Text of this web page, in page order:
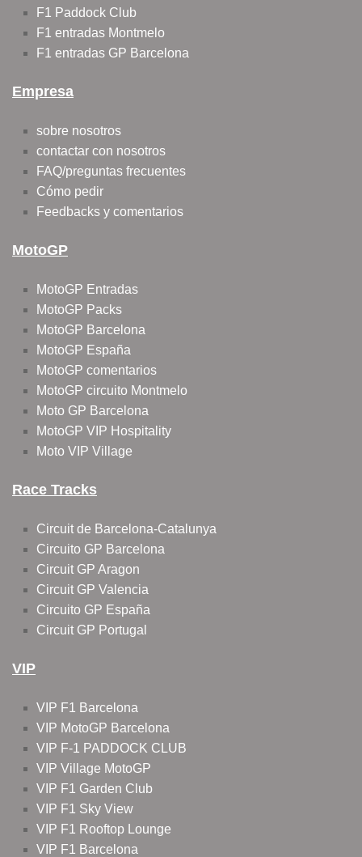
F1 Paddock Club
F1 entradas Montmelo
F1 entradas GP Barcelona
Empresa
sobre nosotros
contactar con nosotros
FAQ/preguntas frecuentes
Cómo pedir
Feedbacks y comentarios
MotoGP
MotoGP Entradas
MotoGP Packs
MotoGP Barcelona
MotoGP España
MotoGP comentarios
MotoGP circuito Montmelo
Moto GP Barcelona
MotoGP VIP Hospitality
Moto VIP Village
Race Tracks
Circuit de Barcelona-Catalunya
Circuito GP Barcelona
Circuit GP Aragon
Circuit GP Valencia
Circuito GP España
Circuit GP Portugal
VIP
VIP F1 Barcelona
VIP MotoGP Barcelona
VIP F-1 PADDOCK CLUB
VIP Village MotoGP
VIP F1 Garden Club
VIP F1 Sky View
VIP F1 Rooftop Lounge
VIP F1 Barcelona